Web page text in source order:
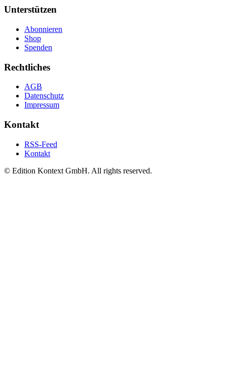
Unterstützen
Abonnieren
Shop
Spenden
Rechtliches
AGB
Datenschutz
Impressum
Kontakt
RSS-Feed
Kontakt
© Edition Kontext GmbH. All rights reserved.